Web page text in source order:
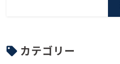
カテゴリー